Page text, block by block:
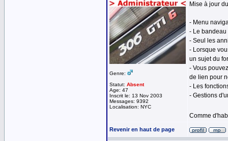
Genre:
Statut: Absent
Age: 47
Inscrit le: 13 Nov 2003
Messages: 9392
Localisation: NYC
Mise à jour
- Menu
- Le bandeau
- Seul les
- Lorsque
un sujet du
- Vous
de lien pour
- Les
- Gestions
Comme
Revenir en haut de page